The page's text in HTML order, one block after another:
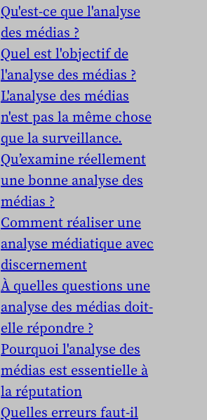
Qu'est-ce que l'analyse
des médias ?
Quel est l'objectif de
l'analyse des médias ?
L'analyse des médias
n'est pas la même chose
que la surveillance.
Qu’examine réellement
une bonne analyse des
médias ?
Comment réaliser une
analyse médiatique avec
discernement
À quelles questions une
analyse des médias doit-
elle répondre ?
Pourquoi l'analyse des
médias est essentielle à
la réputation
Quelles erreurs faut-il